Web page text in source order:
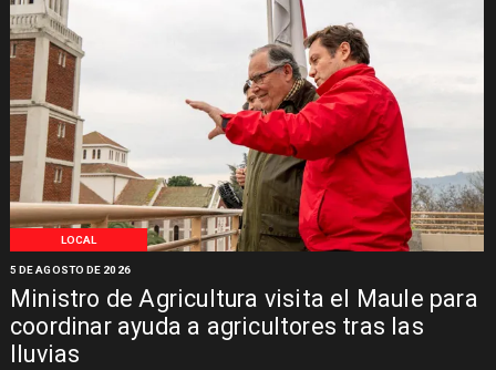
LOCAL
Ministro de Agricultura visita el Maule para
coordinar ayuda a agricultores tras las
lluvias
5 DE AGOSTO DE 2026